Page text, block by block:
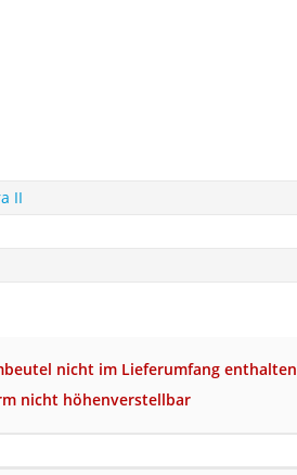
II
nicht im Lieferumfang enthalten
nicht höhenverstellbar